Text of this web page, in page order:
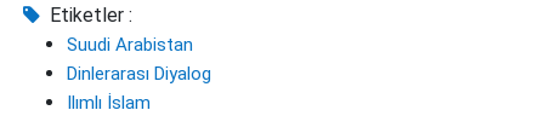
Etiketler :
Suudi Arabistan
Dinlerarası Diyalog
Ilımlı İslam